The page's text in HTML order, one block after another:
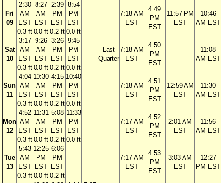
Fri
09
2:30
AM
EST
0.3 ft
8:27
AM
EST
0.0 ft
2:39
PM
EST
0.2 ft
8:54
PM
EST
0.0 ft
7:18 AM
EST
4:49
PM
EST
11:57 PM
EST
10:46
AM EST
Sat
10
3:17
AM
EST
0.3 ft
9:26
AM
EST
0.0 ft
3:26
PM
EST
0.2 ft
9:45
PM
EST
0.0 ft
Last
Quarter
7:18 AM
EST
4:50
PM
EST
11:08
AM EST
Sun
11
4:04
AM
EST
0.3 ft
10:30
AM
EST
0.0 ft
4:15
PM
EST
0.2 ft
10:40
PM
EST
0.0 ft
7:18 AM
EST
4:51
PM
EST
12:59 AM
EST
11:30
AM EST
Mon
12
4:52
AM
EST
0.3 ft
11:31
AM
EST
0.0 ft
5:08
PM
EST
0.2 ft
11:33
PM
EST
0.0 ft
7:17 AM
EST
4:52
PM
EST
2:01 AM
EST
11:56
AM EST
Tue
13
5:43
AM
EST
0.3 ft
12:25
PM
EST
0.0 ft
6:06
PM
EST
0.2 ft
7:17 AM
EST
4:53
PM
EST
3:03 AM
EST
12:27
PM EST